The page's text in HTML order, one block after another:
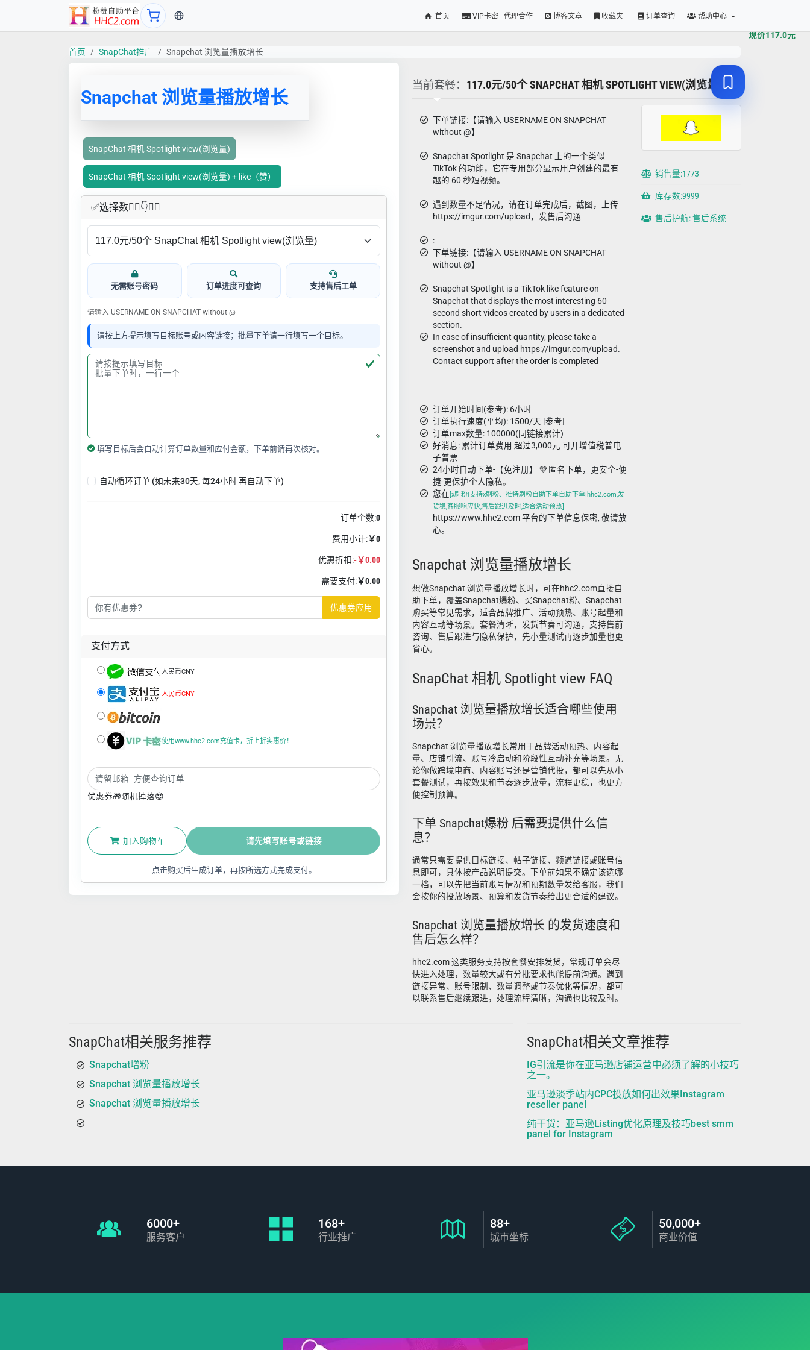
当前语言：中文 首页 VIP卡密 | 代理合作 博客文章 收藏夹 订单查询 帮助中心
首页 SnapChat推广 Snapchat 浏览量播放增长
Snapchat 浏览量播放增长
SnapChat 相机 Spotlight view(浏览量)
SnapChat 相机 Spotlight view(浏览量) + like（赞）
✅​选择数👇🏻​​👇👇🏻​​
无需账号密码 订单进度可查询 支持售后工单
请输入 USERNAME ON SNAPCHAT without @
请按上方提示填写目标账号或内容链接；批量下单请一行填写一个目标。
填写目标后会自动计算订单数量和应付金额，下单前请再次核对。
自动循环订单 (如未来30天, 每24小时 再自动下单)
订单个数:0
费用小计:￥0
优惠折扣:-￥0.00
需要支付:￥0.00
优惠券应用
支付方式
人民币CNY
人民币CNY
使用www.hhc2.com充值卡，折上折实惠价！
优惠券🎁随机掉落😍
加入购物车 请先填写账号或链接
点击购买后生成订单，再按所选方式完成支付。
现价117.0元
当前套餐： 117.0元/50个 SNAPCHAT 相机 SPOTLIGHT VIEW(浏览量)
下单链接:【请输入 USERNAME ON SNAPCHAT
without @】
Snapchat Spotlight 是 Snapchat 上的一个类似
TikTok 的功能，它在专用部分显示用户创建的最有
趣的 60 秒短视频。
遇到数量不足情况，请在订单完成后，截图，上传
https://imgur.com/upload，发售后沟通
:
下单链接:【请输入 USERNAME ON SNAPCHAT
without @】
Snapchat Spotlight is a TikTok like feature on
Snapchat that displays the most interesting 60
second short videos created by users in a dedicated
section.
In case of insufficient quantity, please take a
screenshot and upload https://imgur.com/upload.
Contact support after the order is completed
订单开始时间(参考): 6小时
订单执行速度(平均): 1500/天 [参考]
订单max数量: 100000(同链接累计)
好消息: 累计订单费用 超过3,000元 可开增值税普电
子普票
24小时自动下单-【免注册】 💚 匿名下单，更安全-便
捷-更保护个人隐私。
您在[x刷粉|支持x刷粉、推特刷粉自助下单自助下单|hhc2.com,发
货稳,客服响应快,售后跟进及时,适合活动预热]
https://www.hhc2.com 平台的下单信息保密, 敬请放
心。
Snapchat 浏览量播放增长
想做Snapchat 浏览量播放增长时，可在hhc2.com直接自
助下单，覆盖Snapchat爆粉、买Snapchat粉、Snapchat
购买等常见需求，适合品牌推广、活动预热、账号起量和
内容互动等场景。套餐清晰，发货节奏可沟通，支持售前
咨询、售后跟进与隐私保护，先小量测试再逐步加量也更
省心。
SnapChat 相机 Spotlight view FAQ
Snapchat 浏览量播放增长适合哪些使用
场景？
Snapchat 浏览量播放增长常用于品牌活动预热、内容起
量、店铺引流、账号冷启动和阶段性互动补充等场景。无
论你做跨境电商、内容账号还是营销代投，都可以先从小
套餐测试，再按效果和节奏逐步放量，流程更稳，也更方
便控制预算。
下单 Snapchat爆粉 后需要提供什么信
息？
通常只需要提供目标链接、帖子链接、频道链接或账号信
息即可，具体按产品说明提交。下单前如果不确定该选哪
一档，可以先把当前账号情况和预期数量发给客服，我们
会按你的投放场景、预算和发货节奏给出更合适的建议。
Snapchat 浏览量播放增长 的发货速度和
售后怎么样？
hhc2.com 这类服务支持按套餐安排发货，常规订单会尽
快进入处理，数量较大或有分批要求也能提前沟通。遇到
链接异常、账号限制、数量调整或节奏优化等情况，都可
以联系售后继续跟进，处理流程清晰，沟通也比较及时。
销售量:1773
库存数:9999
售后护航: 售后系统
SnapChat相关服务推荐
Snapchat增粉
Snapchat 浏览量播放增长
Snapchat 浏览量播放增长
SnapChat相关文章推荐
IG引流是你在亚马逊店铺运营中必须了解的小技巧
之一。
亚马逊淡季站内CPC投放如何出效果Instagram
reseller panel
纯干货：亚马逊Listing优化原理及技巧best smm
panel for Instagram
6000+
服务客户
168+
行业推广
88+
城市坐标
50,000+
商业价值